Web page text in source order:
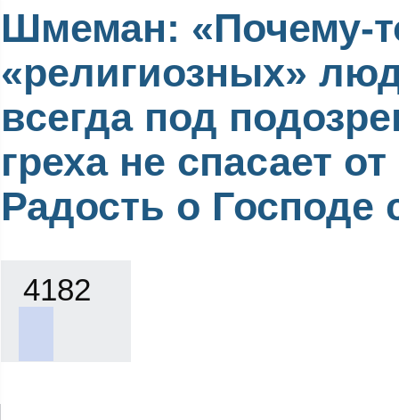
Шмеман: «Почему-
«религиозных»
всегда под
греха не спасает от
Радость о Господе
4182